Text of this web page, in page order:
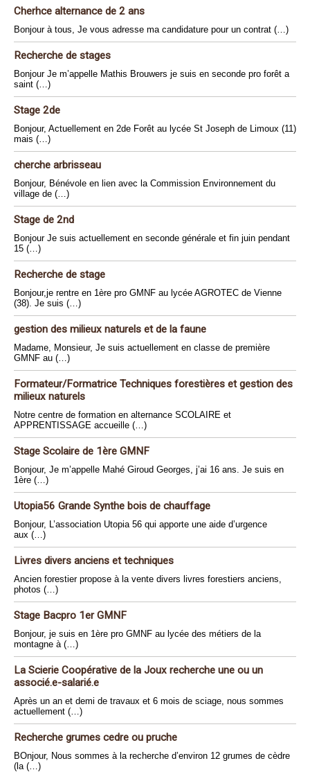
Cherhce alternance de 2 ans
Bonjour à tous, Je vous adresse ma candidature pour un contrat (…)
Recherche de stages
Bonjour Je m’appelle Mathis Brouwers je suis en seconde pro forêt a
saint (…)
Stage 2de
Bonjour, Actuellement en 2de Forêt au lycée St Joseph de Limoux (11)
mais (…)
cherche arbrisseau
Bonjour, Bénévole en lien avec la Commission Environnement du
village de (…)
Stage de 2nd
Bonjour Je suis actuellement en seconde générale et fin juin pendant
15 (…)
Recherche de stage
Bonjour,je rentre en 1ère pro GMNF au lycée AGROTEC de Vienne
(38). Je suis (…)
gestion des milieux naturels et de la faune
Madame, Monsieur, Je suis actuellement en classe de première
GMNF au (…)
Formateur/Formatrice Techniques forestières et gestion des
milieux naturels
Notre centre de formation en alternance SCOLAIRE et
APPRENTISSAGE accueille (…)
Stage Scolaire de 1ère GMNF
Bonjour, Je m’appelle Mahé Giroud Georges, j’ai 16 ans. Je suis en
1ère (…)
Utopia56 Grande Synthe bois de chauffage
Bonjour, L’association Utopia 56 qui apporte une aide d’urgence
aux (…)
Livres divers anciens et techniques
Ancien forestier propose à la vente divers livres forestiers anciens,
photos (…)
Stage Bacpro 1er GMNF
Bonjour, je suis en 1ère pro GMNF au lycée des métiers de la
montagne à (…)
La Scierie Coopérative de la Joux recherche une ou un
associé.e-salarié.e
Après un an et demi de travaux et 6 mois de sciage, nous sommes
actuellement (…)
Recherche grumes cedre ou pruche
BOnjour, Nous sommes à la recherche d’environ 12 grumes de cèdre
(la (…)